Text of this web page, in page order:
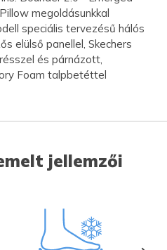
megoldásunkkal
speciális tervezésű hálós
elülső panellel, Skechers
és párnázott,
Foam talpbetéttel
jellemzői